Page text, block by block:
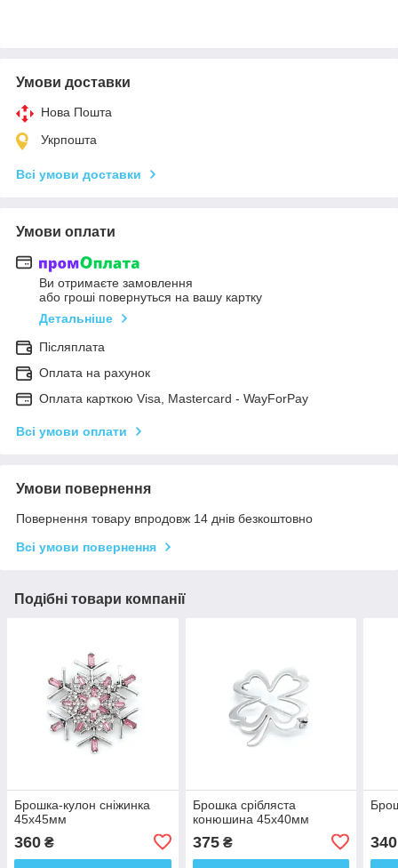
Умови доставки
Нова Пошта
Укрпошта
Всі умови доставки
Умови оплати
Ви отримаєте замовлення
або гроші повернуться на вашу картку
Детальніше
Післяплата
Оплата на рахунок
Оплата карткою Visa, Mastercard - WayForPay
Всі умови оплати
Умови повернення
Повернення товару впродовж 14 днів безкоштовно
Всі умови повернення
Подібні товари компанії
Брошка-кулон сніжинка
45х45мм
360 ₴
Брошка срібляста
конюшина 45х40мм
375₴ 340